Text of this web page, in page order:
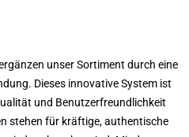
unser Sortiment durch eine
Dieses innovative System ist
und Benutzerfreundlichkeit
stehen für kräftige, authentische